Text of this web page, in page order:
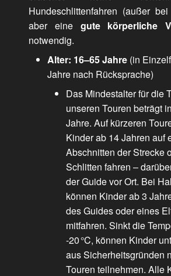
Hundeschlittenfahren (außer
aber eine gute körperliche
notwendig.
Alter: 16–65 Jahre (in
Jahre nach Rücksprache)
Das Mindestalter für die
unseren Touren beträgt
Jahre. Auf kürzeren
Kinder ab 14 Jahren auf
Abschnitten der Strecke
Schlitten fahren –
der Guide vor Ort. Bei
können Kinder ab 3
des Guides oder eines
mitfahren. Sinkt die
-20 °C, können Kinder
aus Sicherheitsgründen
Touren teilnehmen. Alle